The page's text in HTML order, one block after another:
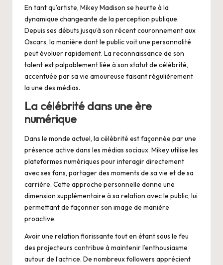
En tant qu’artiste, Mikey Madison se heurte à la
dynamique changeante de la perception publique.
Depuis ses débuts jusqu’à son récent couronnement aux
Oscars, la manière dont le public voit une personnalité
peut évoluer rapidement. La reconnaissance de son
talent est palpablement liée à son statut de célébrité,
accentuée par sa vie amoureuse faisant régulièrement
la une des médias.
La célébrité dans une ère
numérique
Dans le monde actuel, la célébrité est façonnée par une
présence active dans les médias sociaux. Mikey utilise les
plateformes numériques pour interagir directement
avec ses fans, partager des moments de sa vie et de sa
carrière. Cette approche personnelle donne une
dimension supplémentaire à sa relation avec le public, lui
permettant de façonner son image de manière
proactive.
Avoir une relation florissante tout en étant sous le feu
des projecteurs contribue à maintenir l’enthousiasme
autour de l’actrice. De nombreux followers apprécient